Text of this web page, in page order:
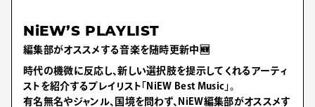
NiEW’S PLAYLIST
編集部がオススメする音楽を随時更新中🆕
時代の機微に反応し、新しい選択肢を提示してくれるアーティ
ストを紹介するプレイリスト「NiEW Best Music」。
有名無名やジャンル、国境を問わず、NiEW編集部がオススメす